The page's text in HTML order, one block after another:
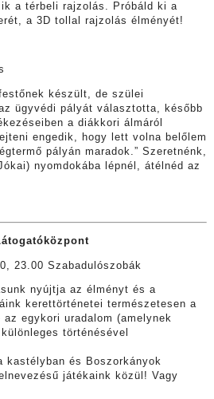
a térbeli rajzolás. Próbáld ki a
a 3D tollal rajzolás élményét!
készült, de szülei
ügyvédi pályát választotta, később
a diákkori álmáról
engedik, hogy lett volna belőlem
pályán maradok.” Szeretnénk,
nyomdokába lépnél, átélnéd az
23.00 Szabadulószobák
nyújtja az élményt és a
kerettörténetei természetesen a
egykori uradalom (amelynek
történésével
kastélyban és Boszorkányok
játékaink közül! Vagy